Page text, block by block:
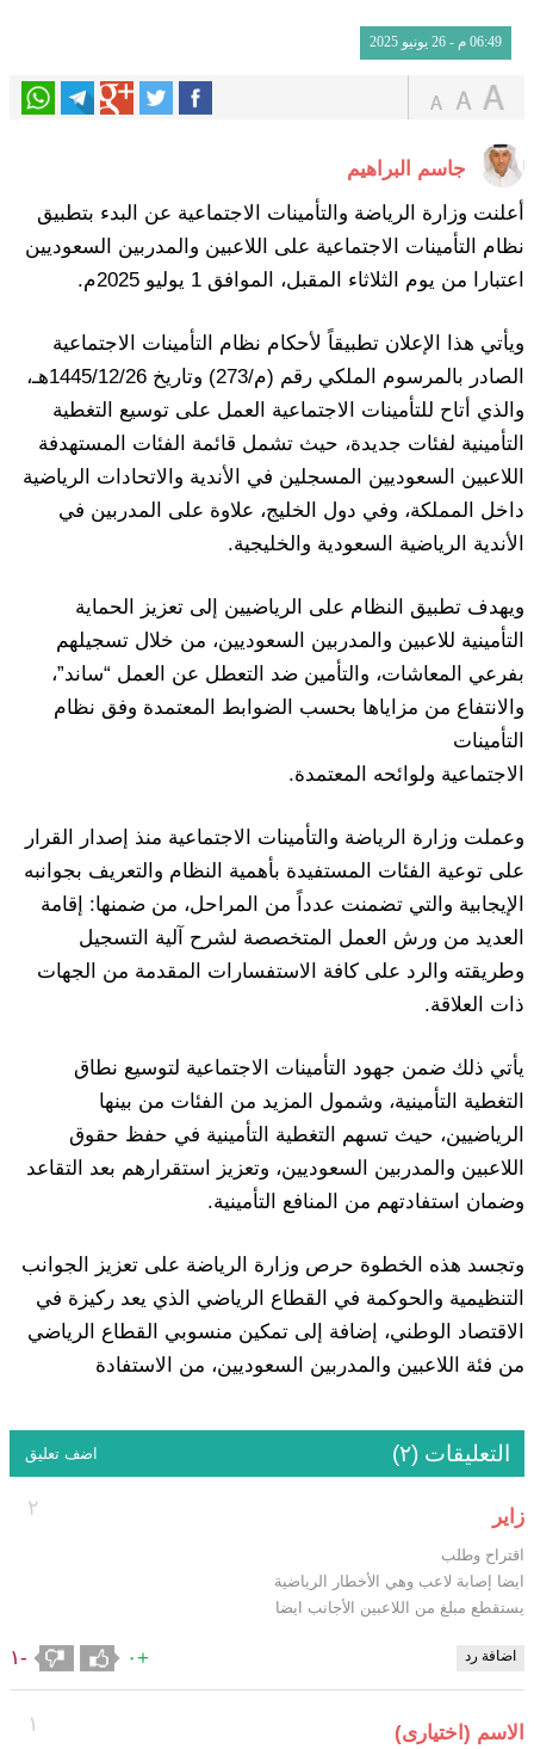
06:49 م - 26 يونيو 2025
جاسم البراهيم
أعلنت وزارة الرياضة والتأمينات الاجتماعية عن البدء بتطبيق
نظام التأمينات الاجتماعية على اللاعبين والمدربين السعوديين
اعتبارا من يوم الثلاثاء المقبل، الموافق 1 يوليو 2025م.
ويأتي هذا الإعلان تطبيقاً لأحكام نظام التأمينات الاجتماعية
الصادر بالمرسوم الملكي رقم (م/273) وتاريخ 1445/12/26هـ،
والذي أتاح للتأمينات الاجتماعية العمل على توسيع التغطية
التأمينية لفئات جديدة، حيث تشمل قائمة الفئات المستهدفة
اللاعبين السعوديين المسجلين في الأندية والاتحادات الرياضية
داخل المملكة، وفي دول الخليج، علاوة على المدربين في
الأندية الرياضية السعودية والخليجية.
ويهدف تطبيق النظام على الرياضيين إلى تعزيز الحماية
التأمينية للاعبين والمدربين السعوديين، من خلال تسجيلهم
بفرعي المعاشات، والتأمين ضد التعطل عن العمل “ساند”،
والانتفاع من مزاياها بحسب الضوابط المعتمدة وفق نظام
التأمينات
الاجتماعية ولوائحه المعتمدة.
وعملت وزارة الرياضة والتأمينات الاجتماعية منذ إصدار القرار
على توعية الفئات المستفيدة بأهمية النظام والتعريف بجوانبه
الإيجابية والتي تضمنت عدداً من المراحل، من ضمنها: إقامة
العديد من ورش العمل المتخصصة لشرح آلية التسجيل
وطريقته والرد على كافة الاستفسارات المقدمة من الجهات
ذات العلاقة.
يأتي ذلك ضمن جهود التأمينات الاجتماعية لتوسيع نطاق
التغطية التأمينية، وشمول المزيد من الفئات من بينها
الرياضيين، حيث تسهم التغطية التأمينية في حفظ حقوق
اللاعبين والمدربين السعوديين، وتعزيز استقرارهم بعد التقاعد
وضمان استفادتهم من المنافع التأمينية.
وتجسد هذه الخطوة حرص وزارة الرياضة على تعزيز الجوانب
التنظيمية والحوكمة في القطاع الرياضي الذي يعد ركيزة في
الاقتصاد الوطني، إضافة إلى تمكين منسوبي القطاع الرياضي
من فئة اللاعبين والمدربين السعوديين، من الاستفادة
التعليقات (٢) اضف تعليق
٢ زاير
اقتراح وطلب
ايضا إصابة لاعب وهي الأخطار الرياضية
يستقطع مبلغ من اللاعبين الأجانب ايضا
اضافة رد +٠ -١
١ الاسم (اختيارى)